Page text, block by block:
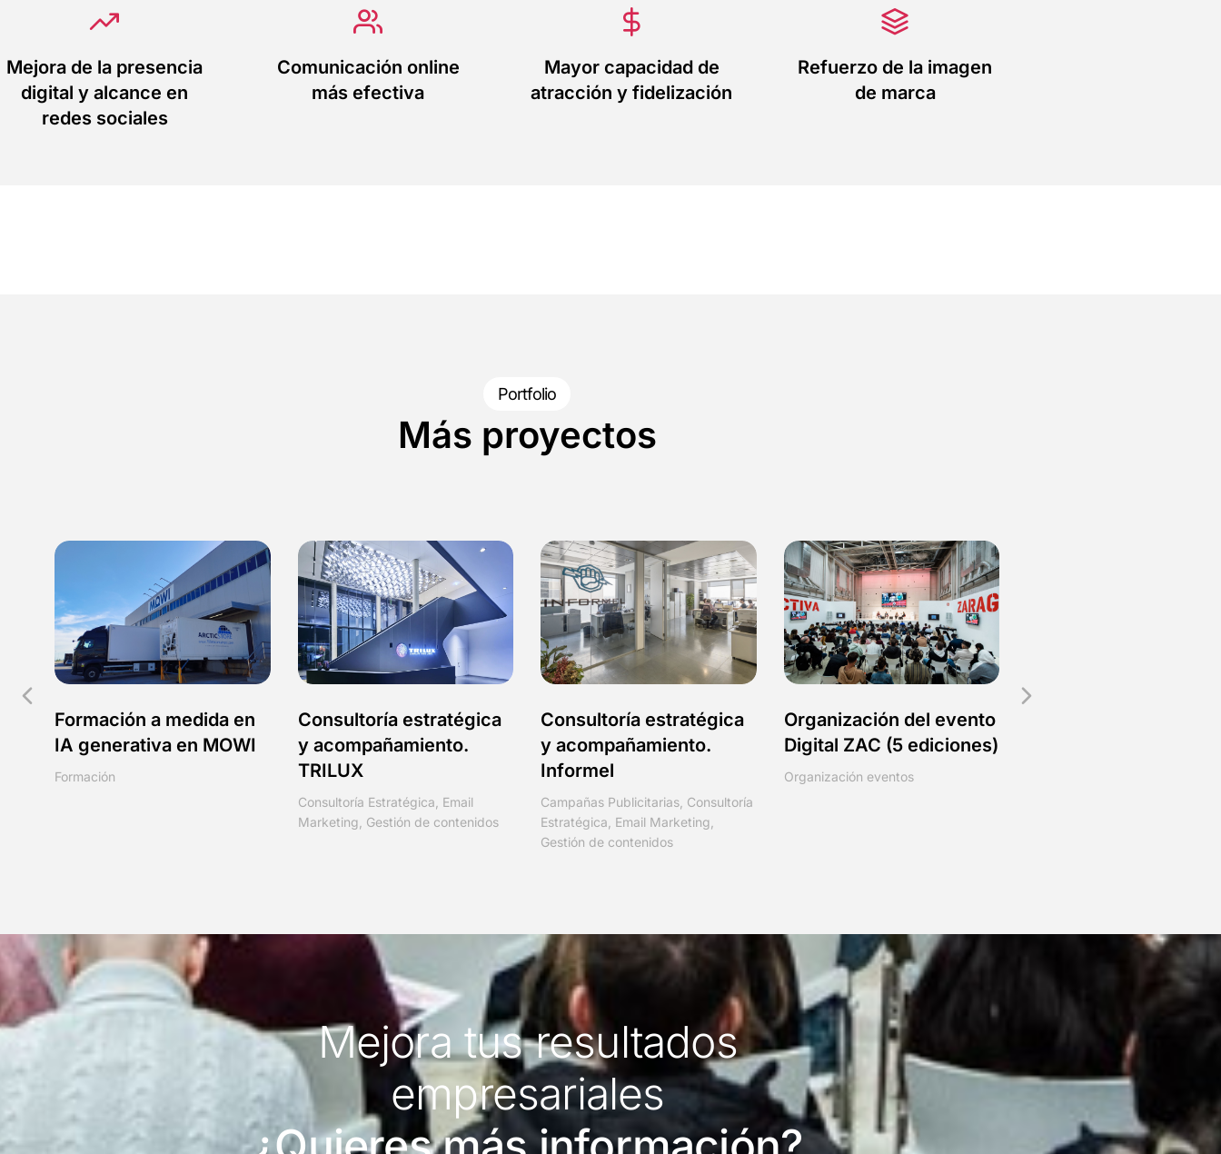
Mejora de la presencia
digital y alcance en
redes sociales
Comunicación online
más efectiva
Mayor capacidad de
atracción y fidelización
Refuerzo de la imagen
de marca
Portfolio
Más proyectos
Formación a medida en
IA generativa en MOWI
Formación
Consultoría estratégica
y acompañamiento.
TRILUX
Consultoría Estratégica Email
Marketing Gestión de contenidos
Consultoría estratégica
y acompañamiento.
Informel
Campañas Publicitarias Consultoría
Estratégica Email Marketing
Gestión de contenidos
Organización del evento
Digital ZAC (5 ediciones)
Organización eventos
Mejora tus resultados
empresariales